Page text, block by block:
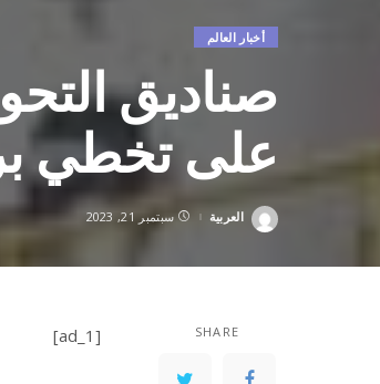
أخبار العالم
صناديق
على تخطي برنت
Posted
العربية سبتمبر 21, 2023
SHARE
[ad_1]